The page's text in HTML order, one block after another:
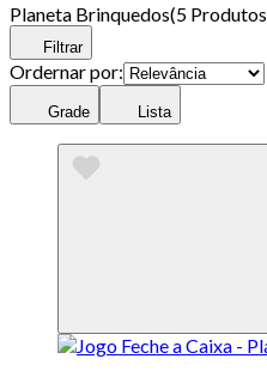
Planeta Brinquedos(5 Produtos
Filtrar
Ordernar por:
Grade Lista